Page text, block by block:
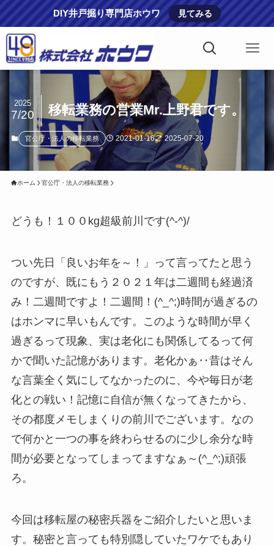
DIY井戸掘り専門店ホウワ 見てみる
移転業務の営業Mr.上野君です。
2025
7/20
官公庁・法人の移転業務 2021-01-16 2025-07-20
ホーム 官公庁・法人の移転業務
どうも！１００kg超級前川です(^-^)/
つい先日「良いお年を～！」って言ってたと思う
のですが、既にもう２０２１年は二週間も経過済
み！二週間ですよ！二週間！(^_^;)時間が過ぎるの
はホンマに早いもんです。このような時間が早く
過ぎるって現象、実は老化にも関係してるって何
かで聞いた記憶があります。老化かぁ‥昔はそん
な言葉全く気にしてなかったのに、今や毎日が老
化との戦い！記憶に自信が無くなってきたから、
その都度メモしまくりの前川でございます。なの
で何かと一つの事を終わらせるのに少し余分な時
間が必要となってしまってますなぁ～(^_^;)頑張
ろ。
今回は移転屋の秘密兵器をご紹介したいと思いま
す。秘密と言っても特別隠していたワケでもあり